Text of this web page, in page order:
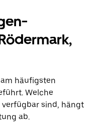
häufigsten
Welche
verfügbar sind, hängt
ab.